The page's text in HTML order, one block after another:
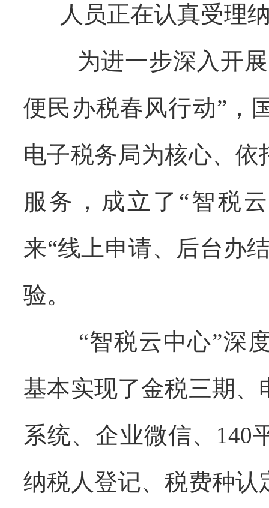
人员正在认真受理
为进一步深入开展
便民办税春风行动”，
电子税务局为核心、
服务， 成立了 “智税
来“线上申请、后台办
验。
“智税云中心”深
基本实现了金税三期、
系统、企业微信、 140
纳税人登记、税费种